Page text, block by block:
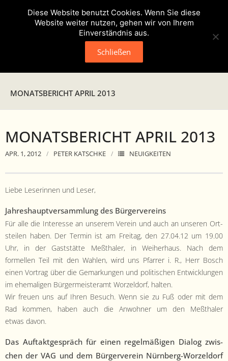
Veranstaltungen
Verein
- Satzung
- Mitglied werden
- Flyer
- Kontakt
MONATSBERICHT APRIL 2013
MONATSBERICHT APRIL 2013
APR. 1, 2012 PETER KATSCHKE NEUIGKEITEN
Liebe Leserin­nen und Leser,
Jahre­shauptver­samm­lung des Bürgervereins
Für alle die Inter­esse an unserem Vere­in und auch an unseren Ort­
steilen haben. Der Ter­min ist am Fre­itag, den 27.04.12 um 19.00
Uhr, in der Gast­stätte Meßthaler, in Wei­her­haus. Nach dem
formellen Teil mit den Wahlen, wird uns Pfar­rer i. R., Herr Bosch
einen Vor­trag über die Gemarkun­gen und poli­tis­chen Entwick­lun­gen
im ehe­ma­li­gen Bürg­er­meis­ter­amt Worzel­dorf, halten.
Wir freuen uns auf Ihren Besuch. Wenn sie zu Fuß oder mit dem
Rad kom­men, haben auch die Anwohn­er um den Meßthaler
etwas davon.
Das Auf­tak­t­ge­spräch für einen regelmäßi­gen Dia­log zwis­
chen der VAG und dem Bürg­ervere­in Nürn­berg-Worzel­dorf
Diese Website benutzt Cookies. Wenn Sie diese
Website weiter nutzen, gehen wir von Ihrem
Einverständnis aus.
Schließen